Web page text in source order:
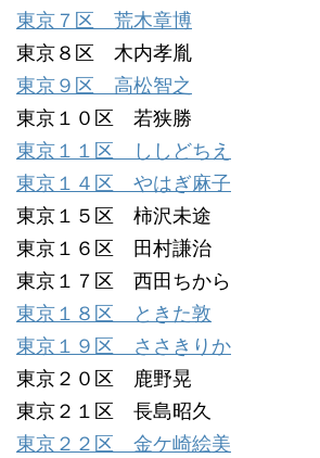
東京７区 荒木章博
東京８区 木内孝胤
東京９区 高松智之
東京１０区 若狭勝
東京１１区 ししどちえ
東京１４区 やはぎ麻子
東京１５区 柿沢未途
東京１６区 田村謙治
東京１７区 西田ちから
東京１８区 ときた敦
東京１９区 ささきりか
東京２０区 鹿野晃
東京２１区 長島昭久
東京２２区 金ケ崎絵美